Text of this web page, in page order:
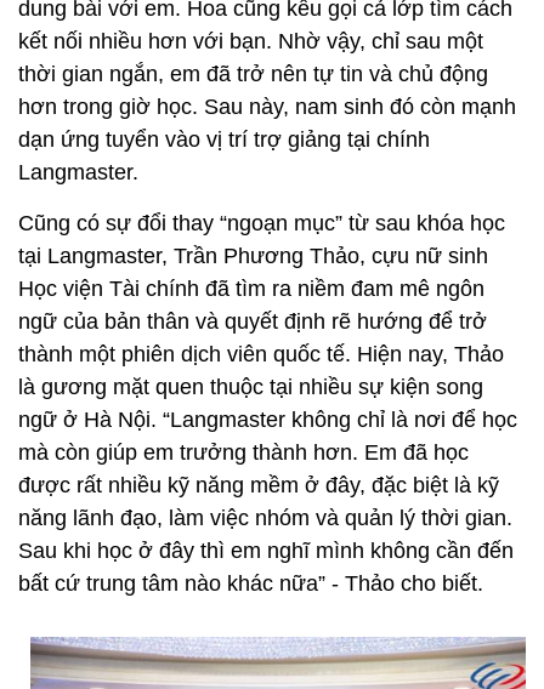
tại Langmaster, Trần Phương Thảo, cựu nữ sinh
Học viện Tài chính đã tìm ra niềm đam mê ngôn
ngữ của bản thân và quyết định rẽ hướng để trở
thành một phiên dịch viên quốc tế. Hiện nay, Thảo
là gương mặt quen thuộc tại nhiều sự kiện song
ngữ ở Hà Nội. “Langmaster không chỉ là nơi để học
mà còn giúp em trưởng thành hơn. Em đã học
được rất nhiều kỹ năng mềm ở đây, đặc biệt là kỹ
năng lãnh đạo, làm việc nhóm và quản lý thời gian.
Sau khi học ở đây thì em nghĩ mình không cần đến
bất cứ trung tâm nào khác nữa” - Thảo cho biết.